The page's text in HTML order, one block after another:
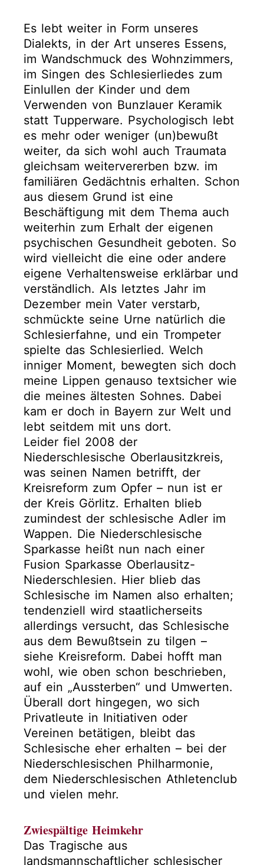
Es lebt weiter in Form unseres
Dialekts, in der Art unseres Essens,
im Wandschmuck des Wohnzimmers,
im Singen des Schlesierliedes zum
Einlullen der Kinder und dem
Verwenden von Bunzlauer Keramik
statt Tupperware. Psychologisch lebt
es mehr oder weniger (un)bewußt
weiter, da sich wohl auch Traumata
gleichsam weitervererben bzw. im
familiären Gedächtnis erhalten. Schon
aus diesem Grund ist eine
Beschäftigung mit dem Thema auch
weiterhin zum Erhalt der eigenen
psychischen Gesundheit geboten. So
wird vielleicht die eine oder andere
eigene Verhaltensweise erklärbar und
verständlich. Als letztes Jahr im
Dezember mein Vater verstarb,
schmückte seine Urne natürlich die
Schlesierfahne, und ein Trompeter
spielte das Schlesierlied. Welch
inniger Moment, bewegten sich doch
meine Lippen genauso textsicher wie
die meines ältesten Sohnes. Dabei
kam er doch in Bayern zur Welt und
lebt seitdem mit uns dort.
Leider fiel 2008 der
Niederschlesische Oberlausitzkreis,
was seinen Namen betrifft, der
Kreisreform zum Opfer – nun ist er
der Kreis Görlitz. Erhalten blieb
zumindest der schlesische Adler im
Wappen. Die Niederschlesische
Sparkasse heißt nun nach einer
Fusion Sparkasse Oberlausitz-
Niederschlesien. Hier blieb das
Schlesische im Namen also erhalten;
tendenziell wird staatlicherseits
allerdings versucht, das Schlesische
aus dem Bewußtsein zu tilgen –
siehe Kreisreform. Dabei hofft man
wohl, wie oben schon beschrieben,
auf ein „Aussterben“ und Umwerten.
Überall dort hingegen, wo sich
Privatleute in Initiativen oder
Vereinen betätigen, bleibt das
Schlesische eher erhalten – bei der
Niederschlesischen Philharmonie,
dem Niederschlesischen Athletenclub
und vielen mehr.
Zwiespältige Heimkehr
Das Tragische aus
landsmannschaftlicher schlesischer